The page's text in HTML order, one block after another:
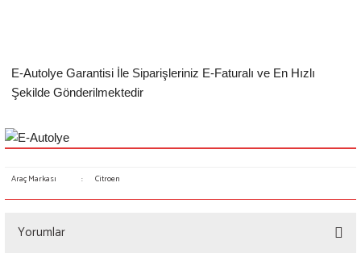
E-Autolye Garantisi İle Siparişleriniz E-Faturalı ve En Hızlı
Şekilde Gönderilmektedir
Araç Markası : Citroen
Yorumlar